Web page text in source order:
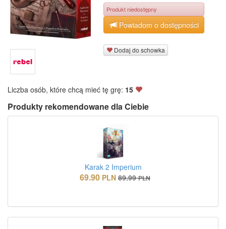
Produkt niedostępny
Powiadom o dostępności
Dodaj do schowka
Liczba osób, które chcą mieć tę grę: 15
Produkty rekomendowane dla Ciebie
Karak 2 Imperium
69.90 PLN 89.99 PLN